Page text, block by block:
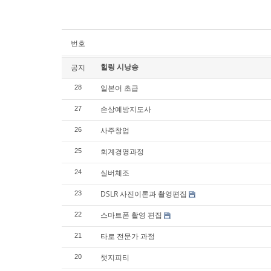
번호
공지 힐링 시낭송
28 일본어 초급
27 손상예방지도사
26 사주창업
25 회계경영과정
24 실버체조
23 DSLR 사진이론과 촬영편집
22 스마트폰 촬영 편집
21 타로 전문가 과정
20 챗지피티